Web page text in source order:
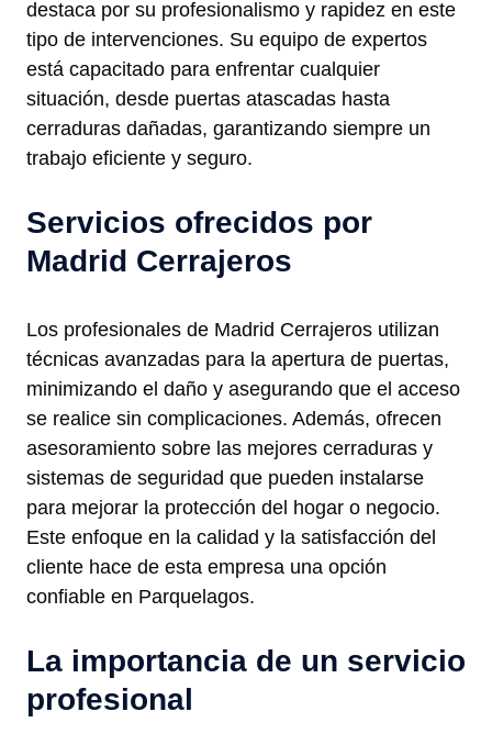
destaca por su profesionalismo y rapidez en este
tipo de intervenciones. Su equipo de expertos
está capacitado para enfrentar cualquier
situación, desde puertas atascadas hasta
cerraduras dañadas, garantizando siempre un
trabajo eficiente y seguro.
Servicios ofrecidos por
Madrid Cerrajeros
Los profesionales de Madrid Cerrajeros utilizan
técnicas avanzadas para la apertura de puertas,
minimizando el daño y asegurando que el acceso
se realice sin complicaciones. Además, ofrecen
asesoramiento sobre las mejores cerraduras y
sistemas de seguridad que pueden instalarse
para mejorar la protección del hogar o negocio.
Este enfoque en la calidad y la satisfacción del
cliente hace de esta empresa una opción
confiable en Parquelagos.
La importancia de un servicio
profesional